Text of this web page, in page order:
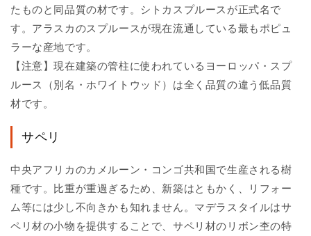
たものと同品質の材です。シトカスプルースが正式名で
す。アラスカのスプルースが現在流通している最もポピュ
ラーな産地です。
【注意】現在建築の管柱に使われているヨーロッパ・スプ
ルース（別名・ホワイトウッド）は全く品質の違う低品質
材です。
サペリ
中央アフリカのカメルーン・コンゴ共和国で生産される樹
種です。比重が重過ぎるため、新築はともかく、リフォー
ム等には少し不向きかも知れません。マデラスタイルはサ
ペリ材の小物を提供することで、サペリ材のリボン杢の特